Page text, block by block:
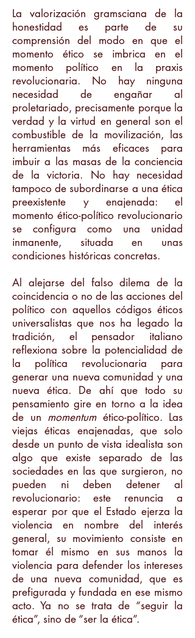
La valorización gramsciana de la
honestidad es parte de su
comprensión del modo en que el
momento ético se imbrica en el
momento político en la praxis
revolucionaria. No hay ninguna
necesidad de engañar al
proletariado, precisamente porque la
verdad y la virtud en general son el
combustible de la movilización, las
herramientas más eficaces para
imbuir a las masas de la conciencia
de la victoria. No hay necesidad
tampoco de subordinarse a una ética
preexistente y enajenada: el
momento ético-político revolucionario
se configura como una unidad
inmanente, situada en unas
condiciones históricas concretas.
Al alejarse del falso dilema de la
coincidencia o no de las acciones del
político con aquellos códigos éticos
universalistas que nos ha legado la
tradición, el pensador italiano
reflexiona sobre la potencialidad de
la política revolucionaria para
generar una nueva comunidad y una
nueva ética. De ahí que todo su
pensamiento gire en torno a la idea
de un momentumético-político. Las
viejas éticas enajenadas, que solo
desde un punto de vista idealista son
algo que existe separado de las
sociedades en las que surgieron, no
pueden ni deben detener al
revolucionario: este renuncia a
esperar por que el Estado ejerza la
violencia en nombre del interés
general, su movimiento consiste en
tomar él mismo en sus manos la
violencia para defender los intereses
de una nueva comunidad, que es
prefigurada y fundada en ese mismo
acto. Ya no se trata de “seguir la
ética”, sino de “ser la ética”.